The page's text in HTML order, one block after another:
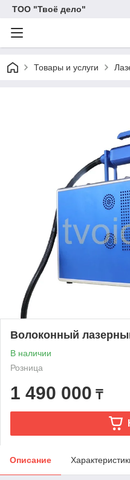
ТОО "Твоё дело"
Товары и услуги
Волоконный
В наличии
Розница
1 490 000 ₸
Описание